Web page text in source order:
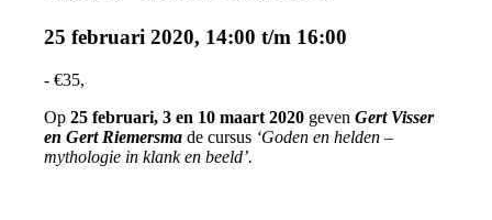
25 februari 2020, 14:00 t/m 16:00
- €35,
Op25 februari, 3 en 10 maart 2020 gevenGert Visser
en Gert Riemersma de cursus ‘Goden en helden –
mythologie in klank en beeld’.